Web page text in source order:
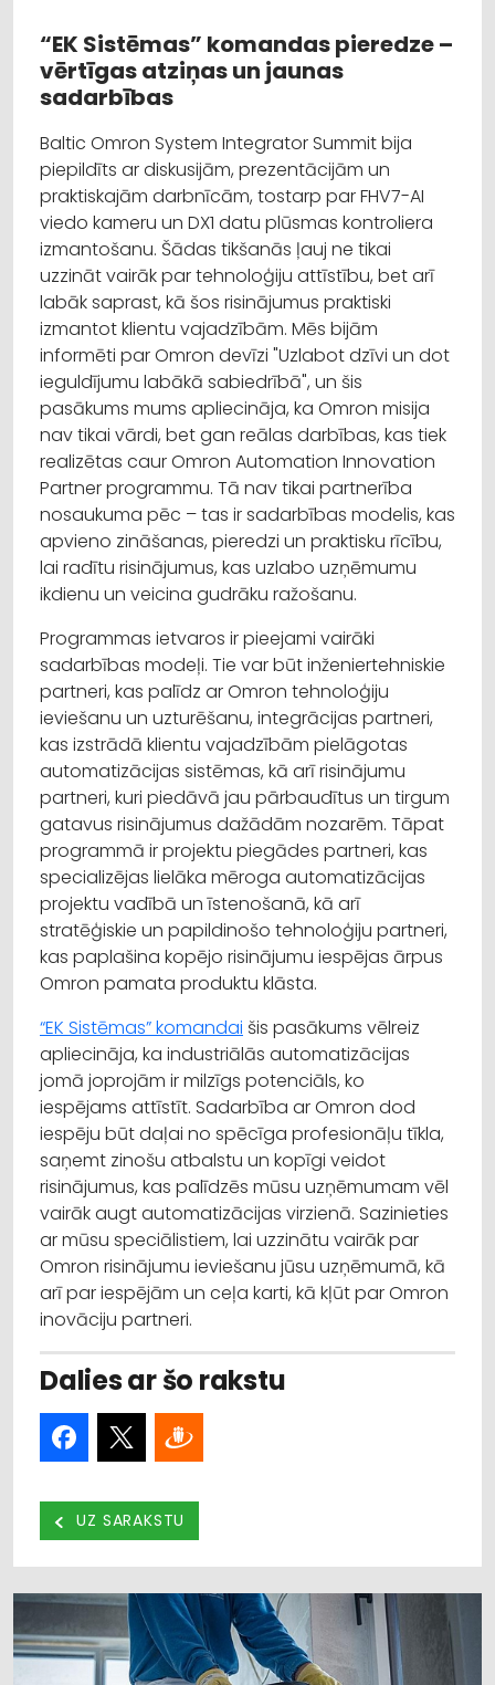
“EK Sistēmas” komandas pieredze –
vērtīgas atziņas un jaunas
sadarbības
Baltic Omron System Integrator Summit bija
piepildīts ar diskusijām, prezentācijām un
praktiskajām darbnīcām, tostarp par FHV7-AI
viedo kameru un DX1 datu plūsmas kontroliera
izmantošanu. Šādas tikšanās ļauj ne tikai
uzzināt vairāk par tehnoloģiju attīstību, bet arī
labāk saprast, kā šos risinājumus praktiski
izmantot klientu vajadzībām. Mēs bijām
informēti par Omron devīzi "Uzlabot dzīvi un dot
ieguldījumu labākā sabiedrībā", un šis
pasākums mums apliecināja, ka Omron misija
nav tikai vārdi, bet gan reālas darbības, kas tiek
realizētas caur Omron Automation Innovation
Partner programmu. Tā nav tikai partnerība
nosaukuma pēc – tas ir sadarbības modelis, kas
apvieno zināšanas, pieredzi un praktisku rīcību,
lai radītu risinājumus, kas uzlabo uzņēmumu
ikdienu un veicina gudrāku ražošanu.
Programmas ietvaros ir pieejami vairāki
sadarbības modeļi. Tie var būt inženiertehniskie
partneri, kas palīdz ar Omron tehnoloģiju
ieviešanu un uzturēšanu, integrācijas partneri,
kas izstrādā klientu vajadzībām pielāgotas
automatizācijas sistēmas, kā arī risinājumu
partneri, kuri piedāvā jau pārbaudītus un tirgum
gatavus risinājumus dažādām nozarēm. Tāpat
programmā ir projektu piegādes partneri, kas
specializējas lielāka mēroga automatizācijas
projektu vadībā un īstenošanā, kā arī
stratēģiskie un papildinošo tehnoloģiju partneri,
kas paplašina kopējo risinājumu iespējas ārpus
Omron pamata produktu klāsta.
“EK Sistēmas” komandai šis pasākums vēlreiz
apliecināja, ka industriālās automatizācijas
jomā joprojām ir milzīgs potenciāls, ko
iespējams attīstīt. Sadarbība ar Omron dod
iespēju būt daļai no spēcīga profesionāļu tīkla,
saņemt zinošu atbalstu un kopīgi veidot
risinājumus, kas palīdzēs mūsu uzņēmumam vēl
vairāk augt automatizācijas virzienā. Sazinieties
ar mūsu speciālistiem, lai uzzinātu vairāk par
Omron risinājumu ieviešanu jūsu uzņēmumā, kā
arī par iespējām un ceļa karti, kā kļūt par Omron
inovāciju partneri.
Dalies ar šo rakstu
UZ SARAKSTU